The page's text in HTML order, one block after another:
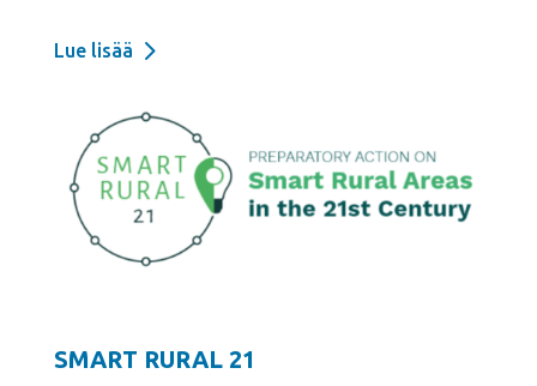
Lue lisää
SMART RURAL 21